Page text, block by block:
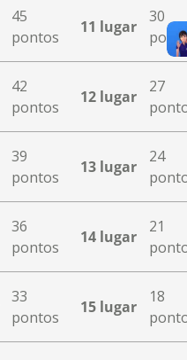
45
pontos
11 lugar
30
42
pontos
12 lugar
27
39
pontos
13 lugar
24
36
pontos
14 lugar
21
33
pontos
15 lugar
18